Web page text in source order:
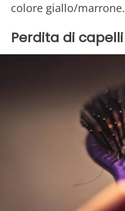
colore giallo/marrone.
Perdita di capelli